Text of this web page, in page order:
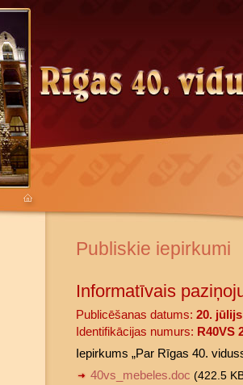
Publiskie iepirkumi
Informatīvais
Publicēšanas datums: 20. jūlijs
Identifikācijas numurs: R40VS
Iepirkums „Par Rīgas 40.
40vs_mebeles.doc (422.5